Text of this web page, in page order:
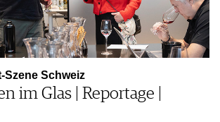
Szene Schweiz
im Glas | Reportage |